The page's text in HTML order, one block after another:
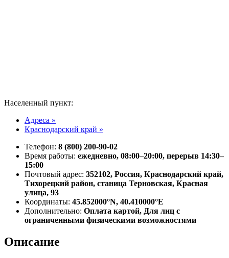
Населенный пункт:
Адреса »
Краснодарский край »
Телефон: 8 (800) 200-90-02
Время работы: ежедневно, 08:00–20:00, перерыв 14:30–
15:00
Почтовый адрес: 352102, Россия, Краснодарский край,
Тихорецкий район, станица Терновская, Красная
улица, 93
Координаты: 45.852000°N, 40.410000°E
Дополнительно: Оплата картой, Для лиц с
ограниченными физическими возможностями
Описание